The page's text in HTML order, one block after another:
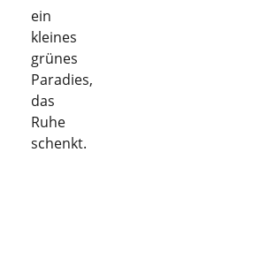
ein
kleines
grünes
Paradies,
das
Ruhe
schenkt.